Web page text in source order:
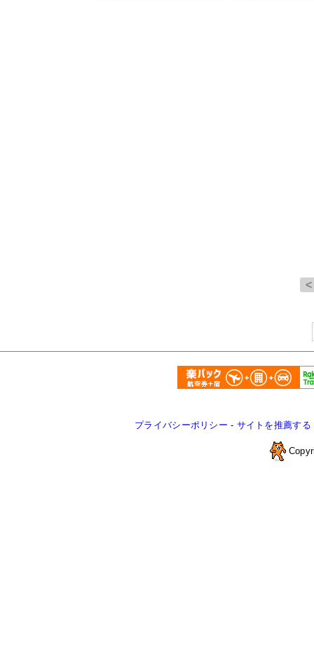
プライバシーポリシー - サイトを推薦する